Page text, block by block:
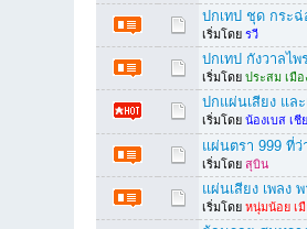
ปกเทป ชุด กระ
เริ่มโดยรวี
ปกเทป กังวาลไ
เริ่มโดยประสม เมือ
ปกแผ่นเสียง และ
เริ่มโดยน้องเบส เชี
แผ่นตรา 999 ที่ว่
เริ่มโดยสุบิน
แผ่นเสียง เพลง
เริ่มโดยหนุ่มน้อย เ